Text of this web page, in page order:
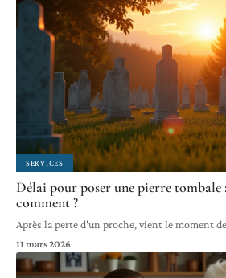
SERVICES
Délai pour poser une pierre
comment ?
Après la perte d'un proche, vient le moment
11 mars 2026